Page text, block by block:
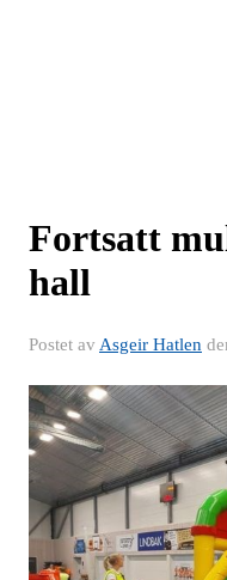
Fortsatt
hall
Postet av Asgeir Hatlen